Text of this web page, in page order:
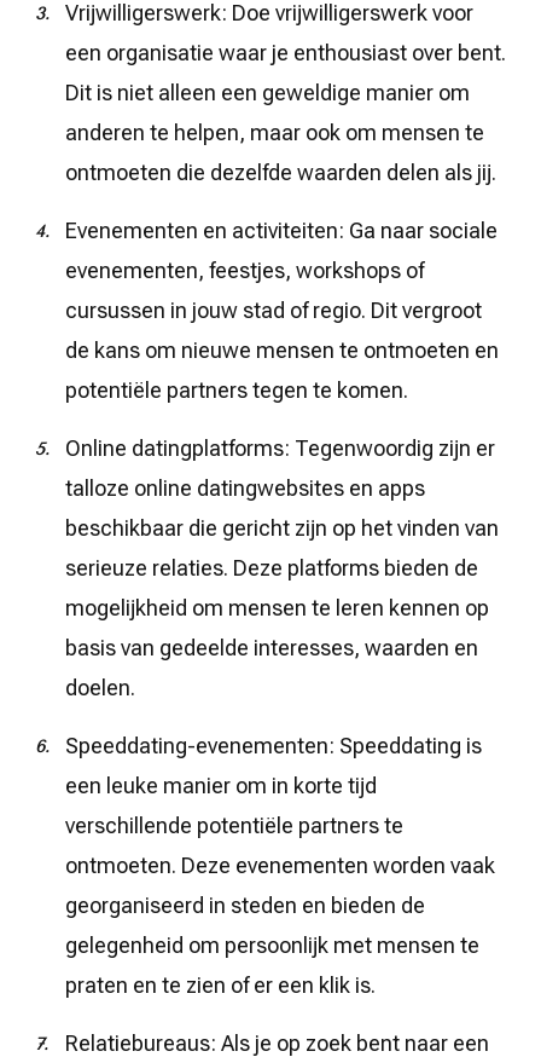
Vrijwilligerswerk: Doe vrijwilligerswerk voor
een organisatie waar je enthousiast over bent.
Dit is niet alleen een geweldige manier om
anderen te helpen, maar ook om mensen te
ontmoeten die dezelfde waarden delen als jij.
Evenementen en activiteiten: Ga naar sociale
evenementen, feestjes, workshops of
cursussen in jouw stad of regio. Dit vergroot
de kans om nieuwe mensen te ontmoeten en
potentiële partners tegen te komen.
Online datingplatforms: Tegenwoordig zijn er
talloze online datingwebsites en apps
beschikbaar die gericht zijn op het vinden van
serieuze relaties. Deze platforms bieden de
mogelijkheid om mensen te leren kennen op
basis van gedeelde interesses, waarden en
doelen.
Speeddating-evenementen: Speeddating is
een leuke manier om in korte tijd
verschillende potentiële partners te
ontmoeten. Deze evenementen worden vaak
georganiseerd in steden en bieden de
gelegenheid om persoonlijk met mensen te
praten en te zien of er een klik is.
Relatiebureaus: Als je op zoek bent naar een